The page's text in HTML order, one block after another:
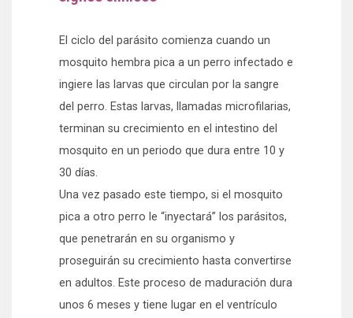
El ciclo del parásito comienza cuando un
mosquito hembra pica a un perro infectado e
ingiere las larvas que circulan por la sangre
del perro. Estas larvas, llamadas microfilarias,
terminan su crecimiento en el intestino del
mosquito en un periodo que dura entre 10 y
30 días.
Una vez pasado este tiempo, si el mosquito
pica a otro perro le “inyectará” los parásitos,
que penetrarán en su organismo y
proseguirán su crecimiento hasta convertirse
en adultos. Este proceso de maduración dura
unos 6 meses y tiene lugar en el ventrículo